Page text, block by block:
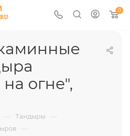
0
огне",
— Тандыры —
—